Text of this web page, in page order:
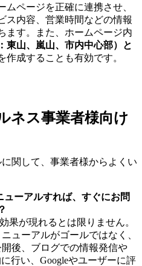
ムページを正確に連携させ、
ス内容、営業時間などの情報
ます。また、ホームページ内
東山、嵐山、市内中心部）と
作成することも有効です。
ネス事業者様向け
関して、事業者様からよくい
ューアルすれば、すぐにお問
果が現れるとは限りません。
ューアルがゴールではなく、
後、ブログでの情報発信や
行い、Googleやユーザーに評